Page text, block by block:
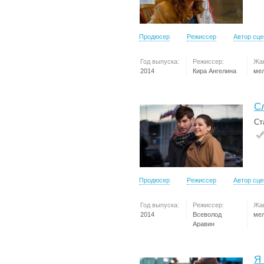
Продюсер Режиссер Автор
Год выпуска:
2014
Режиссер:
Кира Ангелина
Продюсер Режиссер Автор
Год выпуска:
2014
Режиссер:
Всеволод
Аравин
Я